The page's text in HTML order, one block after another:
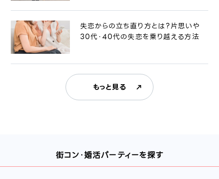
失恋からの立ち直り方とは？片思いや
30代・40代の失恋を乗り越える方法
もっと見る
街コン・婚活パーティーを探す